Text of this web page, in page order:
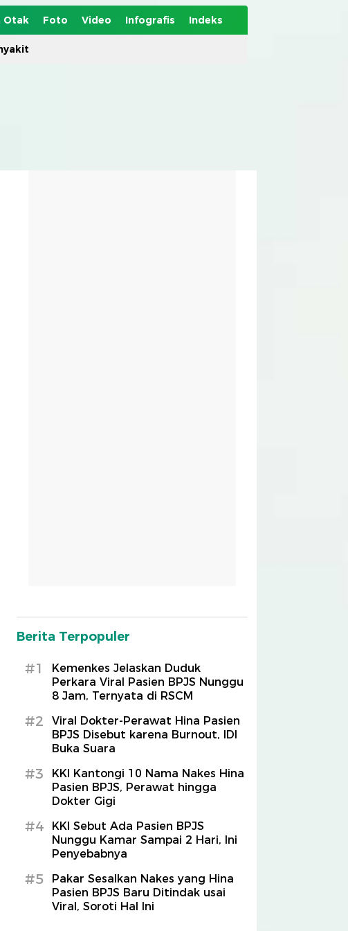
Otak Foto Video Infografis Indeks
Berita Terpopuler
#1
Kemenkes Jelaskan Duduk
Perkara Viral Pasien BPJS Nunggu
8 Jam, Ternyata di RSCM
#2
Viral Dokter-Perawat Hina Pasien
BPJS Disebut karena Burnout, IDI
Buka Suara
#3
KKI Kantongi 10 Nama Nakes Hina
Pasien BPJS, Perawat hingga
Dokter Gigi
#4
KKI Sebut Ada Pasien BPJS
Nunggu Kamar Sampai 2 Hari, Ini
Penyebabnya
#5
Pakar Sesalkan Nakes yang Hina
Pasien BPJS Baru Ditindak usai
Viral, Soroti Hal Ini